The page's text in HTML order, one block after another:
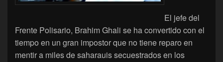
El jefe del
Frente Polisario, Brahim Ghali se ha convertido con el
tiempo en un gran impostor que no tiene reparo en
mentir a miles de saharauis secuestrados en los